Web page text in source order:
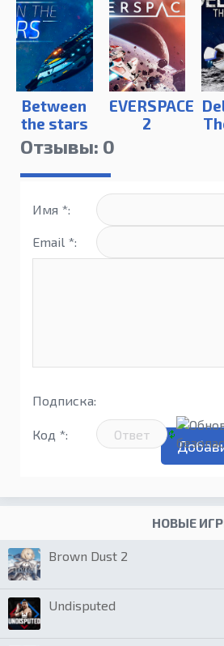
Between
the stars
EVERSPACE
2
Отзывы: 0
Имя *:
Email *:
Подписка:
Код *:
НОВЫЕ
Brown Dust 2
Undisputed